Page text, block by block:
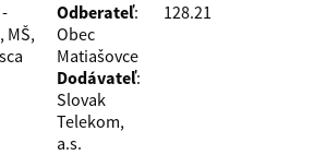
MŠ,
Odberateľ:
Obec
Matiašovce
Dodávateľ:
Slovak
Telekom,
a.s.
128.21